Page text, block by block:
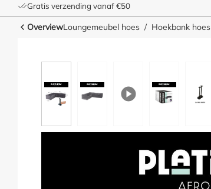
Gratis verzending vanaf €50
OverviewLoungemeubel hoes Hoekbank hoes